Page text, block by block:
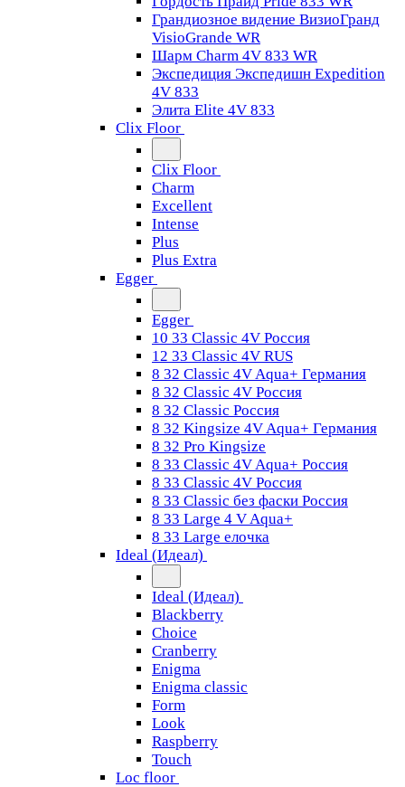
Грандиозное видение ВизиоГранд
VisioGrande WR
Шарм Charm 4V 833 WR
Экспедиция Экспедишн Expedition
4V 833
Элита Elite 4V 833
Clix Floor
Clix Floor
Charm
Excellent
Intense
Plus
Plus Extra
Egger
Egger
10 33 Classic 4V Россия
12 33 Classic 4V RUS
8 32 Classic 4V Aqua+ Германия
8 32 Classic 4V Россия
8 32 Classic Россия
8 32 Kingsize 4V Aqua+ Германия
8 32 Pro Kingsize
8 33 Classic 4V Aqua+ Россия
8 33 Classic 4V Россия
8 33 Classic без фаски Россия
8 33 Large 4 V Aqua+
8 33 Large елочка
Ideal (Идеал)
Ideal (Идеал)
Blackberry
Choice
Cranberry
Enigma
Enigma classic
Form
Look
Raspberry
Touch
Loc floor